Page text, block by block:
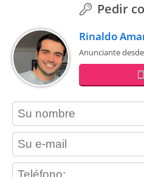
Pedir
Rinaldo
Anunciante
contact_name
contact_email
contact_phone